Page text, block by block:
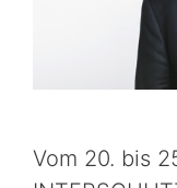
Vom 20. bis